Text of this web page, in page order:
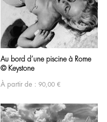
Au bord d’une piscine à Rome
© Keystone
À partir de : 90,00 €